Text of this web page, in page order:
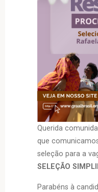
Querida
que
seleção para a
SELEÇÃO
Parabéns à